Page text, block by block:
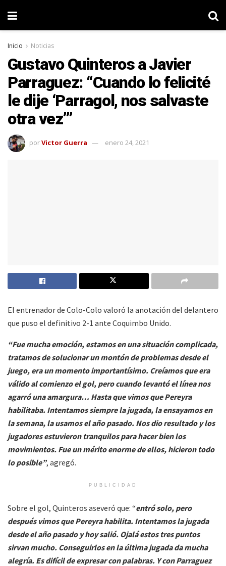
Inicio Noticias
Gustavo Quinteros a Javier
Parraguez: “Cuando lo felicité
le dije ‘Parragol, nos salvaste
otra vez’”
porVictor Guerra enero 24, 2021
El entrenador de Colo-Colo valoró la anotación del delantero
que puso el definitivo 2-1 ante Coquimbo Unido.
“Fue mucha emoción, estamos en una situación complicada,
tratamos de solucionar un montón de problemas desde el
juego, era un momento importantísimo. Creíamos que era
válido al comienzo el gol, pero cuando levantó el línea nos
agarró una amargura… Hasta que vimos que Pereyra
habilitaba. Intentamos siempre la jugada, la ensayamos en
la semana, la usamos el año pasado. Nos dio resultado y los
jugadores estuvieron tranquilos para hacer bien los
movimientos. Fue un mérito enorme de ellos, hicieron todo
lo posible”, agregó.
PUBLICIDAD
Sobre el gol, Quinteros aseveró que: “entró solo, pero
después vimos que Pereyra habilita. Intentamos la jugada
desde el año pasado y hoy salió. Ojalá estos tres puntos
sirvan mucho. Conseguirlos en la última jugada da mucha
alegría. Es difícil de expresar con palabras. Y con Parraguez